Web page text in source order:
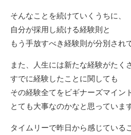
そんなことを続けていくうちに、
自分が採用し続ける経験則と
もう手放すべき経験則が分別され
また、人生には新たな経験がたく
すでに経験したことに関しても
その経験全てをビギナーズマイン
とても大事なのかなと思っていま
タイムリーで昨日から感じている